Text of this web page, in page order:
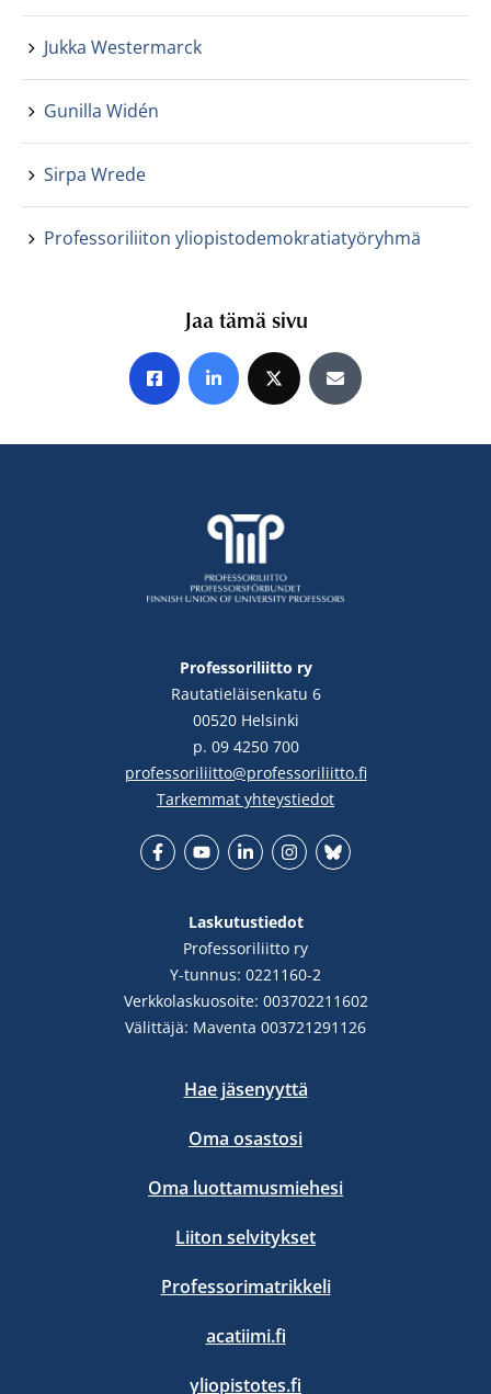
Jukka Westermarck
Gunilla Widén
Sirpa Wrede
Professoriliiton yliopistodemokratiatyöryhmä
Jaa tämä sivu
Jaa Facebookissa
Jaa LinkedInissä
Jaa X:ssäJaa sähköpostitse
Professoriliitto ry
Rautatieläisenkatu 6
00520 Helsinki
p. 09 4250 700
professoriliitto@professoriliitto.fi
Tarkemmat yhteystiedot
Laskutustiedot
Professoriliitto ry
Y-tunnus: 0221160-2
Verkkolaskuosoite: 003702211602
Välittäjä: Maventa 003721291126
Hae jäsenyyttä
Oma osastosi
Oma luottamusmiehesi
Liiton selvitykset
Professorimatrikkeli
acatiimi.fi
yliopistotes.fi